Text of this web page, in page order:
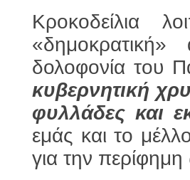
Κροκοδείλια
δολοφονία του
κυβερνητική
φυλλάδες και
εμάς και το
για την περίφημη